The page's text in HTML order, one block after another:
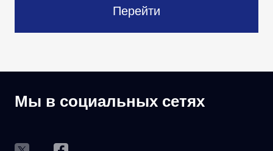
Перейти
Мы в социальных сетях